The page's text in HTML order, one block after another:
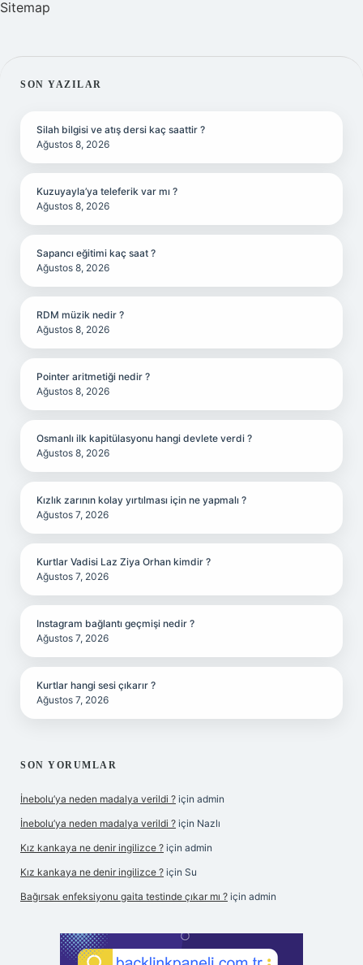
Sitemap
SIDEBAR
SON YAZILAR
Silah bilgisi ve atış dersi kaç saattir ?
Ağustos 8, 2026
Kuzuyayla’ya teleferik var mı ?
Ağustos 8, 2026
Sapancı eğitimi kaç saat ?
Ağustos 8, 2026
RDM müzik nedir ?
Ağustos 8, 2026
Pointer aritmetiği nedir ?
Ağustos 8, 2026
Osmanlı ilk kapitülasyonu hangi devlete verdi ?
Ağustos 8, 2026
Kızlık zarının kolay yırtılması için ne yapmalı ?
Ağustos 7, 2026
Kurtlar Vadisi Laz Ziya Orhan kimdir ?
Ağustos 7, 2026
Instagram bağlantı geçmişi nedir ?
Ağustos 7, 2026
Kurtlar hangi sesi çıkarır ?
Ağustos 7, 2026
SON YORUMLAR
İnebolu’ya neden madalya verildi ? için admin
İnebolu’ya neden madalya verildi ? için Nazlı
Kız kankaya ne denir ingilizce ? için admin
Kız kankaya ne denir ingilizce ? için Su
Bağırsak enfeksiyonu gaita testinde çıkar mı ? için admin